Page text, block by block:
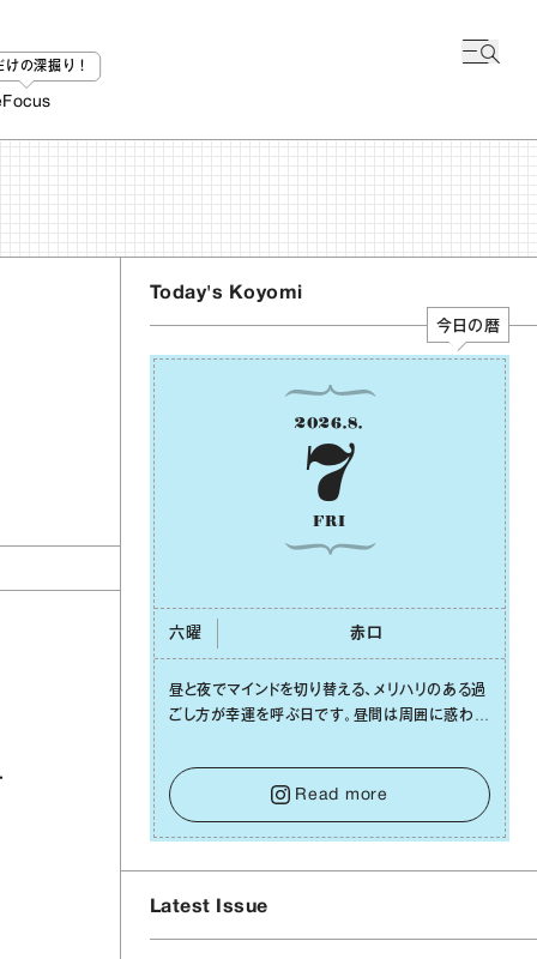
けの深掘り！
Focus
Today's Koyomi
今日の暦
2026.8.
7
FRI
六曜 ⾚⼝
昼と夜でマインドを切り替える、メリハリのある過
ごし⽅が幸運を呼ぶ⽇です。昼間は周囲に惑わさ
をキープして。そして夜は、疲れや寂しさから⽢
い⾔葉に流されないよう、⼼にしっかりブレーキ
をかけること。この意識の切り替えが、あなたに
確かな安⼼感をもたらすはずです。
Read more
Latest Issue